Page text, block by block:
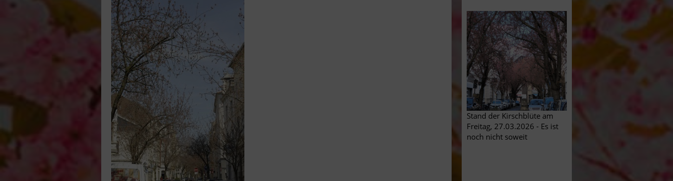
Stand der Kirschblüte am
Freitag, 27.03.2026 - Es ist
noch nicht soweit